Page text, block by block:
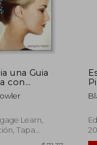
una Guia
con
Learn,
Tapa